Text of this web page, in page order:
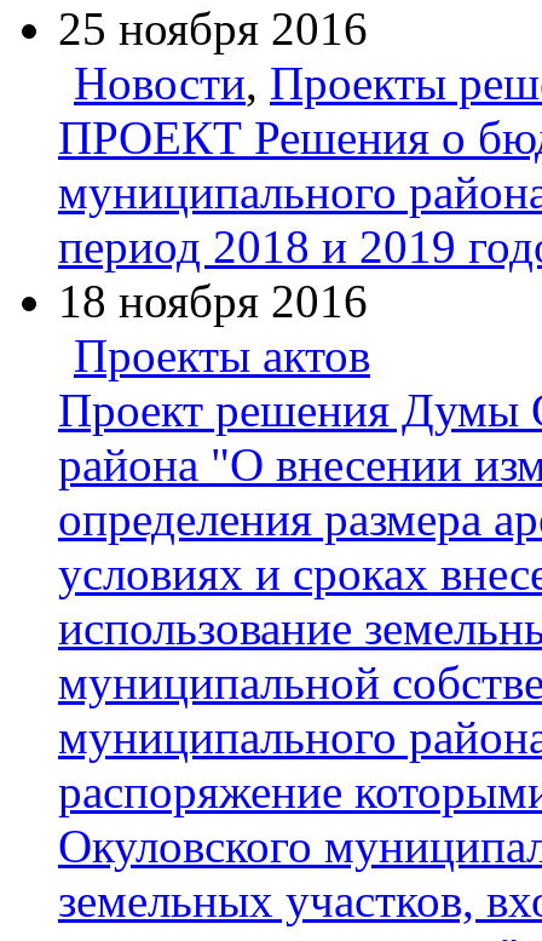
25 ноября 2016
Новости, Проекты
ПРОЕКТ Решения о
муниципального
период 2018 и 2019
18 ноября 2016
Проекты актов
Проект решения Думы
района "О внесении
определения размера
условиях и сроках
использование
муниципальной
муниципального
распоряжение
Окуловского
земельных участков,